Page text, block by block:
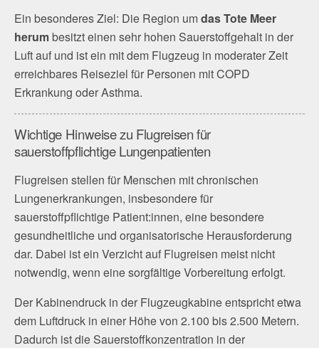
Ein besonderes Ziel: Die Region umdas Tote Meer
herumbesitzt einen sehr hohen Sauerstoffgehalt in der
Luft auf und ist ein mit dem Flugzeug in moderater Zeit
erreichbares Reiseziel für Personen mit COPD
Erkrankung oder Asthma.
Wichtige Hinweise zu Flugreisen für
sauerstoffpflichtige Lungenpatienten
Flugreisen stellen für Menschen mit chronischen
Lungenerkrankungen, insbesondere für
sauerstoffpflichtige Patient:innen, eine besondere
gesundheitliche und organisatorische Herausforderung
dar. Dabei ist ein Verzicht auf Flugreisen meist nicht
notwendig, wenn eine sorgfältige Vorbereitung erfolgt.
Der Kabinendruck in der Flugzeugkabine entspricht etwa
dem Luftdruck in einer Höhe von 2.100 bis 2.500 Metern.
Dadurch ist die Sauerstoffkonzentration in der